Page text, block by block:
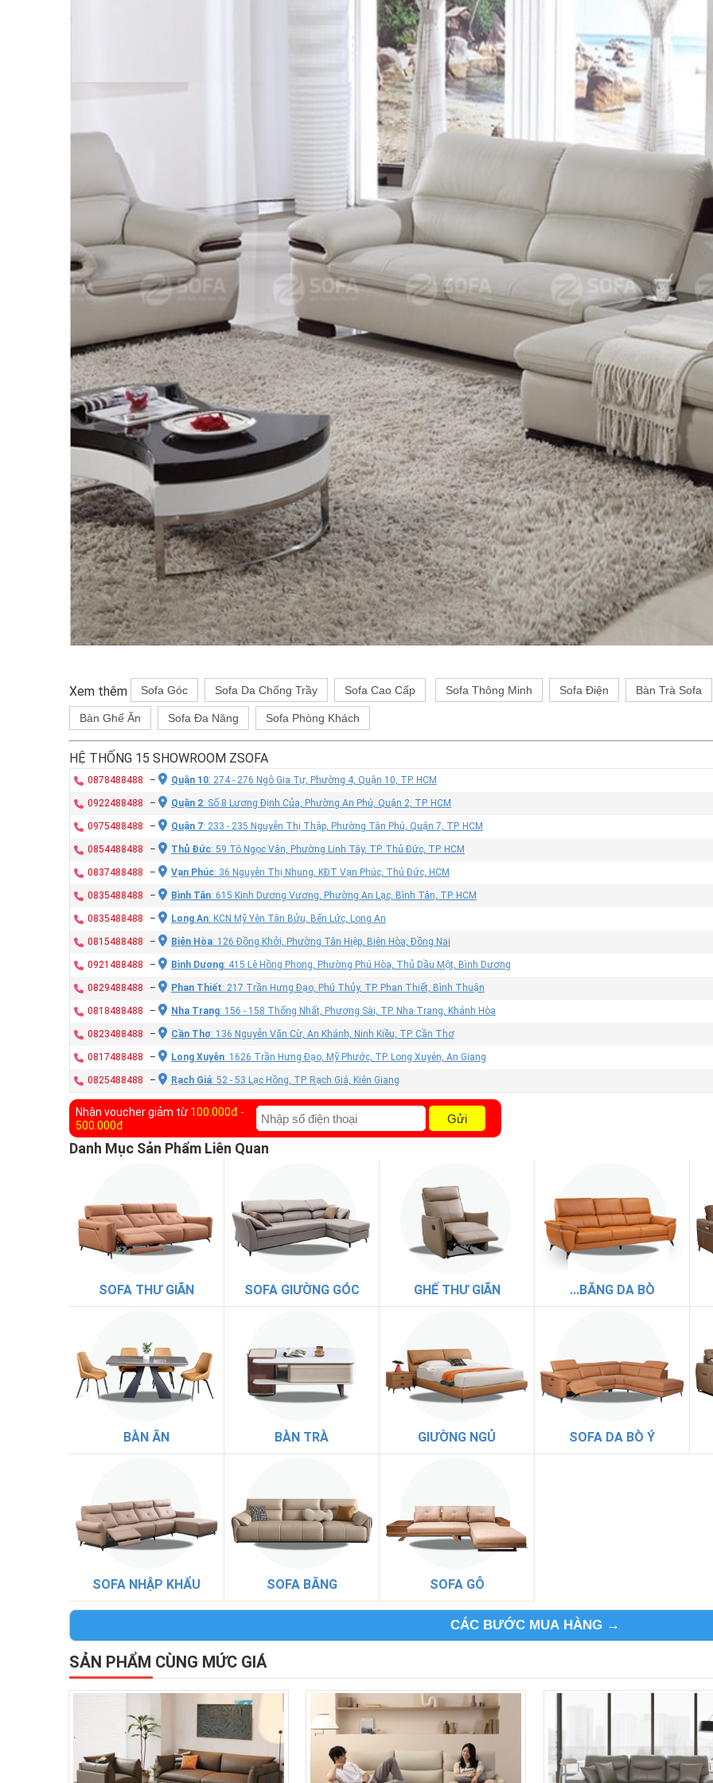
Xem thêm Sofa Góc Sofa Da Chống Trầy Sofa Cao Cấp Sofa Thông Minh Sofa Điện Bàn Trà Sofa
Bàn Ghế Ăn Sofa Đa Năng Sofa Phòng Khách
HỆ THỐNG 15 SHOWROOM ZSOFA
0878488488 – Quận 10: 274 - 276 Ngô Gia Tự, Phường 4, Quận 10, TP. HCM
0922488488 – Quận 2: Số 8 Lương Định Của, Phường An Phú, Quận 2, TP. HCM
0975488488 – Quận 7: 233 - 235 Nguyễn Thị Thập, Phường Tân Phú, Quận 7, TP. HCM
0854488488 – Thủ Đức: 59 Tô Ngọc Vân, Phường Linh Tây, TP. Thủ Đức, TP. HCM
0837488488 – Vạn Phúc: 36 Nguyễn Thị Nhung, KĐT Vạn Phúc, Thủ Đức, HCM
0835488488 – Bình Tân: 615 Kinh Dương Vương, Phường An Lạc, Bình Tân, TP. HCM
0835488488 – Long An: KCN Mỹ Yên Tân Bửu, Bến Lức, Long An
0815488488 – Biên Hòa: 126 Đồng Khởi, Phường Tân Hiệp, Biên Hòa, Đồng Nai
0921488488 – Bình Dương: 415 Lê Hồng Phong, Phường Phú Hòa, Thủ Dầu Một, Bình Dương
0829488488 – Phan Thiết: 217 Trần Hưng Đạo, Phú Thủy, TP. Phan Thiết, Bình Thuận
0818488488 – Nha Trang: 156 - 158 Thống Nhất, Phương Sài, TP. Nha Trang, Khánh Hòa
0823488488 – Cần Thơ: 136 Nguyễn Văn Cừ, An Khánh, Ninh Kiều, TP. Cần Thơ
0817488488 – Long Xuyên: 1626 Trần Hưng Đạo, Mỹ Phước, TP. Long Xuyên, An Giang
0825488488 – Rạch Giá: 52 - 53 Lạc Hồng, TP. Rạch Giá, Kiên Giang
Nhận voucher giảm từ 100.000đ -
500.000đ
Gửi
Danh Mục Sản Phẩm Liên Quan
SOFA THƯ GIÃN SOFA GIƯỜNG GÓC GHẾ THƯ GIÃN ...BĂNG DA BÒ
BÀN ĂN BÀN TRÀ GIƯỜNG NGỦ SOFA DA BÒ Ý
SOFA NHẬP KHẨU SOFA BĂNG SOFA GỖ
CÁC BƯỚC MUA HÀNG →
SẢN PHẨM CÙNG MỨC GIÁ